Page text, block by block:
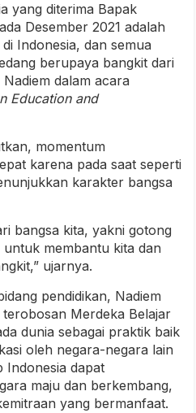
yang diterima Bapak
Desember 2021 adalah
Indonesia, dan semua
berupaya bangkit dari
Nadiem dalam acara
Education and
momentum
karena pada saat seperti
karakter bangsa
bangsa kita, yakni gotong
membantu kita dan
ujarnya.
pendidikan, Nadiem
Merdeka Belajar
dunia sebagai praktik baik
oleh negara-negara lain
Indonesia dapat
maju dan berkembang,
yang bermanfaat.